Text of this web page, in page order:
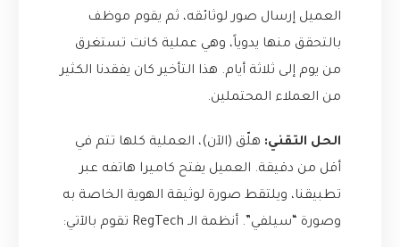
العميل إرسال صور لوثائقه، ثم يقوم موظف
بالتحقق منها يدوياً، وهي عملية كانت تستغرق
من يوم إلى ثلاثة أيام. هذا التأخير كان يفقدنا الكثير
من العملاء المحتملين.
الحل التقني: هلّق (الآن)، العملية كلها تتم في
أقل من دقيقة. العميل يفتح كاميرا هاتفه عبر
تطبيقنا، ويلتقط صورة لوثيقة الهوية الخاصة به
وصورة “سيلفي”. أنظمة الـ RegTech تقوم بالآتي: